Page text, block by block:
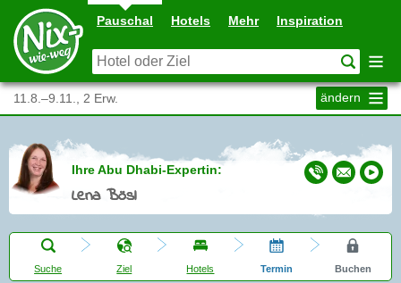
Pauschal Hotels Mehr Inspiration
11.8.–9.11., 2 Erw. ändern
Ihre Abu Dhabi-Expertin:
Lena Bösl
Suche Ziel Hotels Termin Buchen